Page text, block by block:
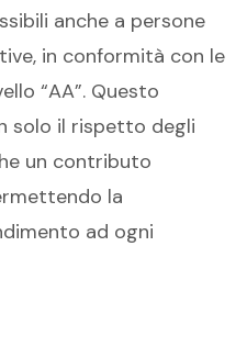
anche a persone
in conformità con le
“AA”. Questo
solo il rispetto degli
un contributo
la
ad ogni